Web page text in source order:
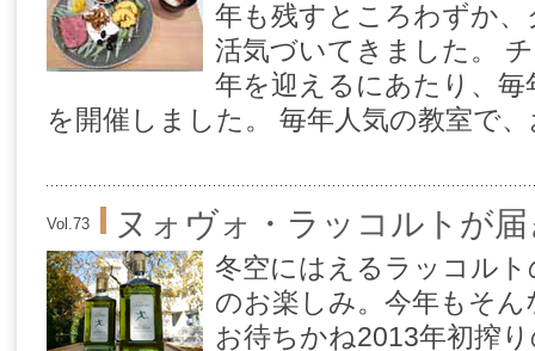
年も残すところわずか
活気づいてきました。
年を迎えるにあたり、
を開催しました。 毎年人気の教室で
Vol.73 ヌォヴォ・ラッコルトが
冬空にはえるラッコル
のお楽しみ。今年もそ
お待ちかね2013年初搾